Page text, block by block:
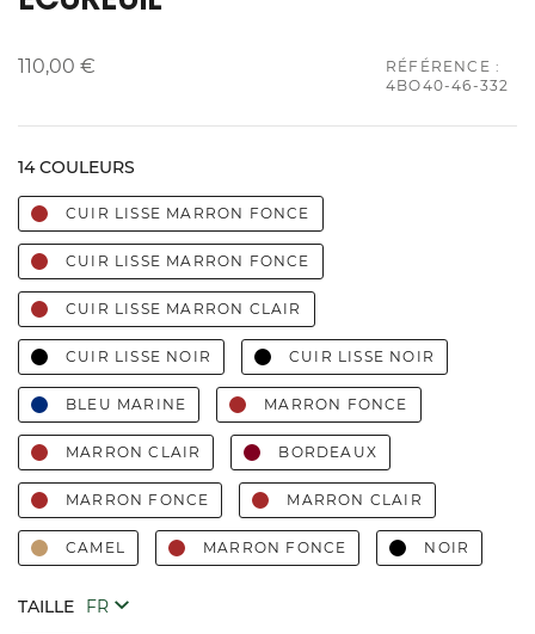
110,00 €
RÉFÉRENCE :
4BO40-46-332
14 COULEURS
CUIR LISSE MARRON FONCE
CUIR LISSE MARRON FONCE
CUIR LISSE MARRON CLAIR
CUIR LISSE NOIR CUIR LISSE NOIR
BLEU MARINE MARRON FONCE
MARRON CLAIR BORDEAUX
MARRON FONCE MARRON CLAIR
CAMEL MARRON FONCE NOIR
TAILLE